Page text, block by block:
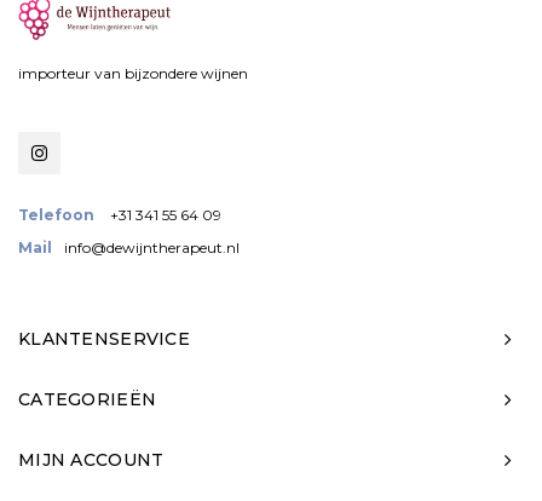
importeur van bijzondere wijnen
Telefoon
+31 341 55 64 09
Mail
info@dewijntherapeut.nl
KLANTENSERVICE
CATEGORIEËN
MIJN ACCOUNT